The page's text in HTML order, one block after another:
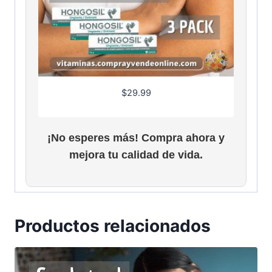
$29.99
¡No esperes más! Compra ahora y
mejora tu calidad de vida.
Productos relacionados